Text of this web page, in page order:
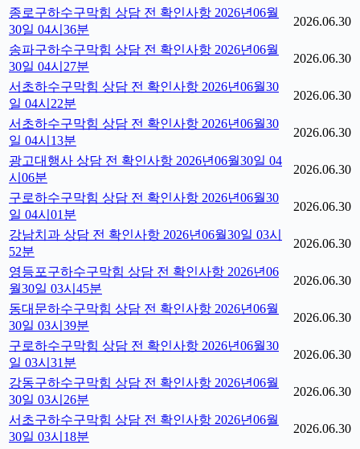
종로구하수구막힘 상담 전 확인사항 2026년06월
30일 04시36분
2026.06.30
송파구하수구막힘 상담 전 확인사항 2026년06월
30일 04시27분
2026.06.30
서초하수구막힘 상담 전 확인사항 2026년06월30
일 04시22분
2026.06.30
서초하수구막힘 상담 전 확인사항 2026년06월30
일 04시13분
2026.06.30
광고대행사 상담 전 확인사항 2026년06월30일 04
시06분
2026.06.30
구로하수구막힘 상담 전 확인사항 2026년06월30
일 04시01분
2026.06.30
강남치과 상담 전 확인사항 2026년06월30일 03시
52분
2026.06.30
영등포구하수구막힘 상담 전 확인사항 2026년06
월30일 03시45분
2026.06.30
동대문하수구막힘 상담 전 확인사항 2026년06월
30일 03시39분
2026.06.30
구로하수구막힘 상담 전 확인사항 2026년06월30
일 03시31분
2026.06.30
강동구하수구막힘 상담 전 확인사항 2026년06월
30일 03시26분
2026.06.30
서초구하수구막힘 상담 전 확인사항 2026년06월
30일 03시18분
2026.06.30